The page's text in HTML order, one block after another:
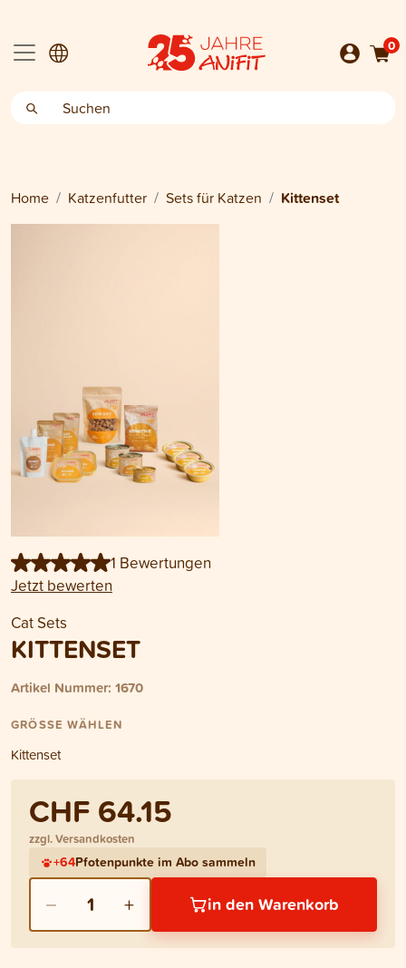
0
Home Katzenfutter Sets für Katzen Kittenset
1 Bewertungen
Jetzt bewerten
Cat Sets
KITTENSET
Artikel Nummer: 1670
GRÖSSE WÄHLEN
Kittenset
CHF 64.15
zzgl. Versandkosten
+64Pfotenpunkte im Abo sammeln
− 1 + in den Warenkorb